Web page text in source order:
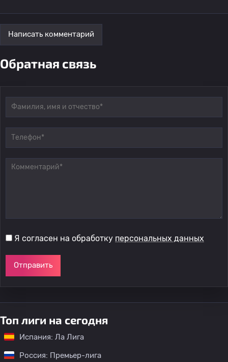
Написать комментарий
Обратная связь
Я согласен на обработку персональных данных
Отправить
Топ лиги на сегодня
Испания: Ла Лига
Россия: Премьер-лига